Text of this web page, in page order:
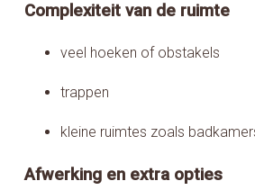
Complexiteit van de ruimte
veel hoeken of obstakels
trappen
kleine ruimtes zoals
Afwerking en extra opties